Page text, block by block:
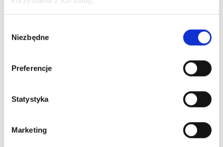
zgody
Niezbędne
Preferencje
Statystyka
Marketing